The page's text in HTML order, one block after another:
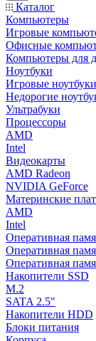
Каталог
Компьютеры
Игровые
Офисные
Компьютеры для
Ноутбуки
Игровые ноутбуки
Недорогие
Ультрабуки
Процессоры
AMD
Intel
Видеокарты
AMD Radeon
NVIDIA GeForce
Материнские
AMD
Intel
Оперативная
Оперативная
Оперативная
Накопители SSD
M.2
SATA 2.5"
Накопители HDD
Блоки питания